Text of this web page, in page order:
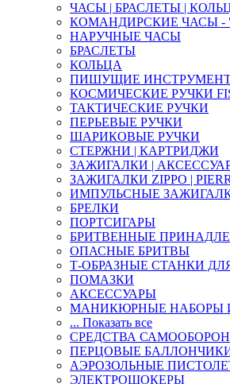
ЧАСЫ | БРАСЛЕТЫ |
КОМАНДИРСКИЕ ЧАСЫ -
НАРУЧНЫЕ ЧАСЫ
БРАСЛЕТЫ
КОЛЬЦА
ПИШУЩИЕ
КОСМИЧЕСКИЕ РУЧКИ
ТАКТИЧЕСКИЕ РУЧКИ
ПЕРЬЕВЫЕ РУЧКИ
ШАРИКОВЫЕ РУЧКИ
СТЕРЖНИ | КАРТРИДЖИ
ЗАЖИГАЛКИ |
ЗАЖИГАЛКИ ZIPPO |
ИМПУЛЬСНЫЕ
БРЕЛКИ
ПОРТСИГАРЫ
БРИТВЕННЫЕ
ОПАСНЫЕ БРИТВЫ
Т-ОБРАЗНЫЕ СТАНКИ
ПОМАЗКИ
АКСЕССУАРЫ
МАНИКЮРНЫЕ НАБОРЫ
... Показать все
СРЕДСТВА
ПЕРЦОВЫЕ
АЭРОЗОЛЬНЫЕ
ЭЛЕКТРОШОКЕРЫ